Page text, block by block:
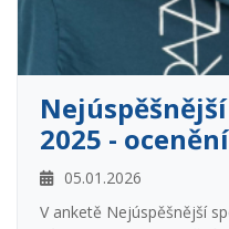
2025 -
05.01.2026
V anketě Nejúspěšnější